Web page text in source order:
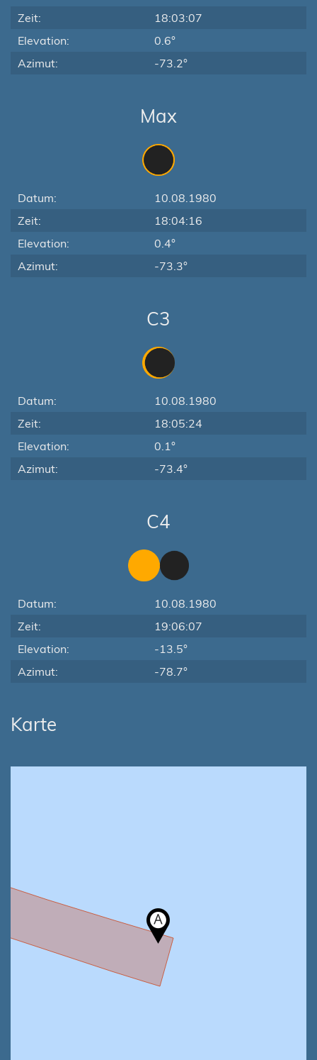
Zeit:
18:03:07
Elevation:
0.6°
Azimut:
-73.2°
Max
Datum:
10.08.1980
Zeit:
18:04:16
Elevation:
0.4°
Azimut:
-73.3°
C3
Datum:
10.08.1980
Zeit:
18:05:24
Elevation:
0.1°
Azimut:
-73.4°
C4
Datum:
10.08.1980
Zeit:
19:06:07
Elevation:
-13.5°
Azimut:
-78.7°
Karte